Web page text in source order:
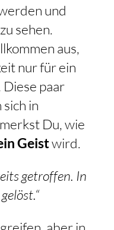
und
sehen.
aus,
nur für ein
Diese paar
in
Du, wie
Geistwird.
getroffen. In